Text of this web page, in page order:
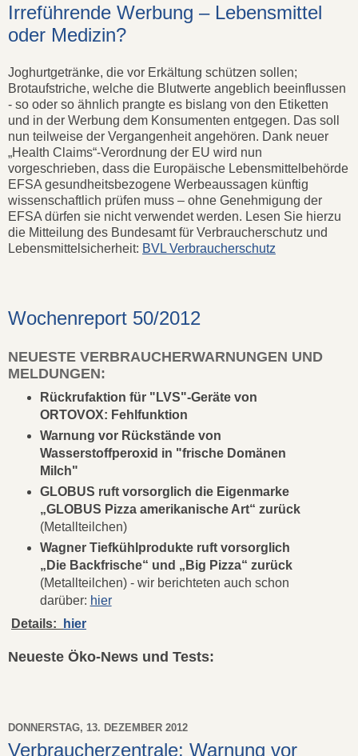
Irreführende Werbung – Lebensmittel
oder Medizin?
Joghurtgetränke, die vor Erkältung schützen sollen;
Brotaufstriche, welche die Blutwerte angeblich beeinflussen
- so oder so ähnlich prangte es bislang von den Etiketten
und in der Werbung dem Konsumenten entgegen. Das soll
nun teilweise der Vergangenheit angehören. Dank neuer
„Health Claims“-Verordnung der EU wird nun
vorgeschrieben, dass die Europäische Lebensmittelbehörde
EFSA gesundheitsbezogene Werbeaussagen künftig
wissenschaftlich prüfen muss – ohne Genehmigung der
EFSA dürfen sie nicht verwendet werden. Lesen Sie hierzu
die Mitteilung des Bundesamt für Verbraucherschutz und
Lebensmittelsicherheit: BVL Verbraucherschutz
Wochenreport 50/2012
NEUESTE VERBRAUCHERWARNUNGEN UND
MELDUNGEN:
Rückrufaktion für "LVS"-Geräte von
ORTOVOX: Fehlfunktion
Warnung vor Rückstände von
Wasserstoffperoxid in "frische Domänen
Milch"
GLOBUS ruft vorsorglich die Eigenmarke
„GLOBUS Pizza amerikanische Art“ zurück
(Metallteilchen)
Wagner Tiefkühlprodukte ruft vorsorglich
„Die Backfrische“ und „Big Pizza“ zurück
(Metallteilchen) - wir berichteten auch schon
darüber: hier
Details:
hier
Neueste Öko-News und Tests:
DONNERSTAG, 13. DEZEMBER 2012
Verbraucherzentrale: Warnung vor